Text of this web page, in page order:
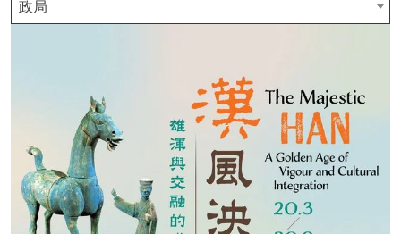
政局